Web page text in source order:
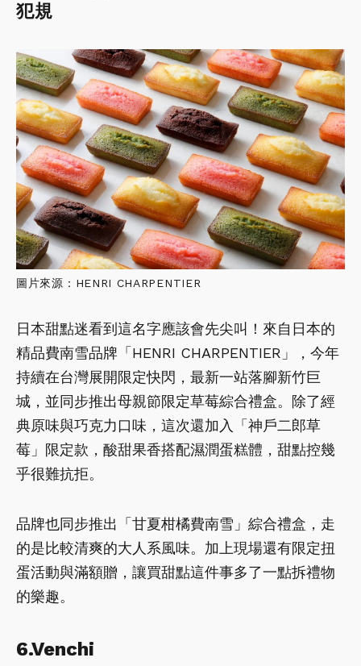
犯規
圖片來源：HENRI CHARPENTIER
日本甜點迷看到這名字應該會先尖叫！來自日本的
精品費南雪品牌「HENRI CHARPENTIER」，今年
持續在台灣展開限定快閃，最新一站落腳新竹巨
城，並同步推出母親節限定草莓綜合禮盒。除了經
典原味與巧克力口味，這次還加入「神戶二郎草
莓」限定款，酸甜果香搭配濕潤蛋糕體，甜點控幾
乎很難抗拒。
品牌也同步推出「甘夏柑橘費南雪」綜合禮盒，走
的是比較清爽的大人系風味。加上現場還有限定扭
蛋活動與滿額贈，讓買甜點這件事多了一點拆禮物
的樂趣。
6.Venchi